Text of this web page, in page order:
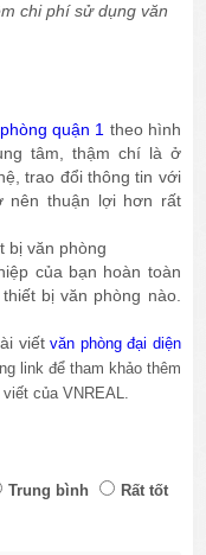
chi phí sử dụng văn
quận 1 theo hình
tâm, thậm chí là ở
trao đổi thông tin với
nên thuận lợi hơn rất
bị văn phòng
của bạn hoàn toàn
bị văn phòng nào.
viếtvăn phòng đại diện
link để tham khảo thêm
của VNREAL.
Trung bình
Rất tốt